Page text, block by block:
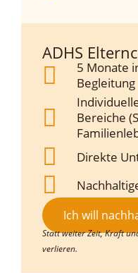
ADHS
5 Monate
Begleitung
Bereiche
Direkte
Ich will
Statt weiter Zeit, Kraft
verlieren.